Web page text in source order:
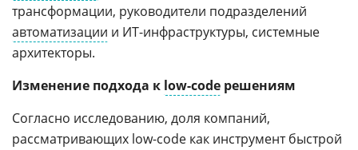
трансформации, руководители подразделений
автоматизации и ИТ-инфраструктуры, системные
архитекторы.
Изменение подхода к low-code решениям
Согласно исследованию, доля компаний,
рассматривающих low-code как инструмент быстрой